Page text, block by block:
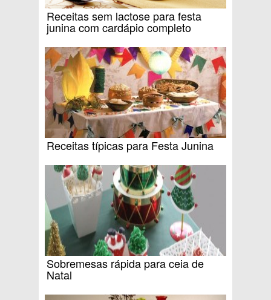
Receitas sem lactose para festa
junina com cardápio completo
Receitas típicas para Festa Junina
Sobremesas rápida para ceia de
Natal